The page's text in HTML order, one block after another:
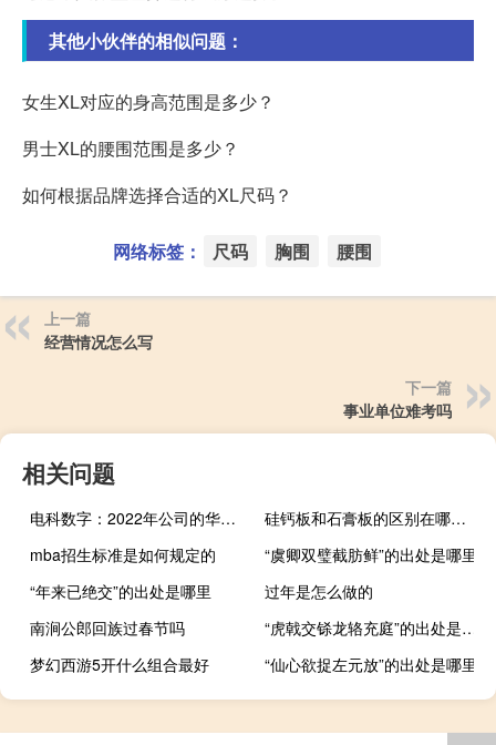
其他小伙伴的相似问题：
女生XL对应的身高范围是多少？
男士XL的腰围范围是多少？
如何根据品牌选择合适的XL尺码？
网络标签： 尺码 胸围 腰围
上一篇
经营情况怎么写
下一篇
事业单位难考吗
相关问题
电科数字：2022年公司的华为消费终端产品销售和授权服务收入占公司总营业收入的比重约为1.25%
硅钙板和石膏板的区别在哪里（硅钙板和石膏板的区别）
mba招生标准是如何规定的
“虞卿双璧截肪鲜”的出处是哪里
“年来已绝交”的出处是哪里
过年是怎么做的
南涧公郎回族过春节吗
“虎戟交铩龙辂充庭”的出处是哪里
梦幻西游5开什么组合最好
“仙心欲捉左元放”的出处是哪里